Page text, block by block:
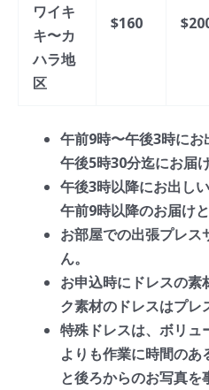
ワイキ
キ〜カ
ハラ地
区
$160
午前9時〜午後3時に
午後5時30分迄にお届
午後3時以降にお出し
午前9時以降のお届けと
お部屋での出張プレス
ん。
お申込時にドレスの素
ク素材のドレスはプレ
特殊ドレスは、ボリュ
よりも作業に時間の
と後ろからのお写真を